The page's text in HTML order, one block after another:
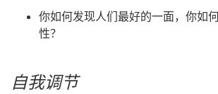
你如何发现人们最好的一面，你如
性？
自我调节